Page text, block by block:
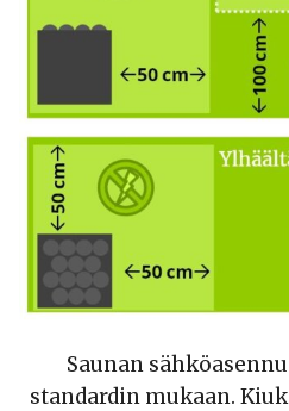
Saunan
standardin mukaan.